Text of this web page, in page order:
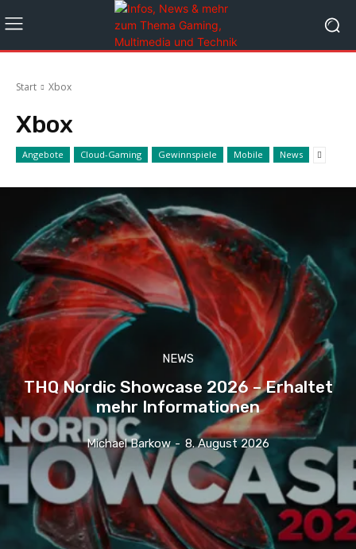
Start Xbox
Xbox
Angebote Cloud-Gaming Gewinnspiele Mobile News
NEWS
THQ Nordic Showcase 2026 – Erhaltet
mehr Informationen
Michael Barkow - 8. August 2026